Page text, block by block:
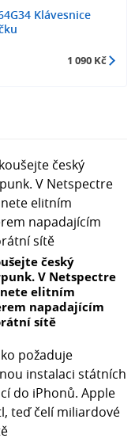
Klávesnice
1 090 Kč
český
V Netspectre
elitním
napadajícím
sítě